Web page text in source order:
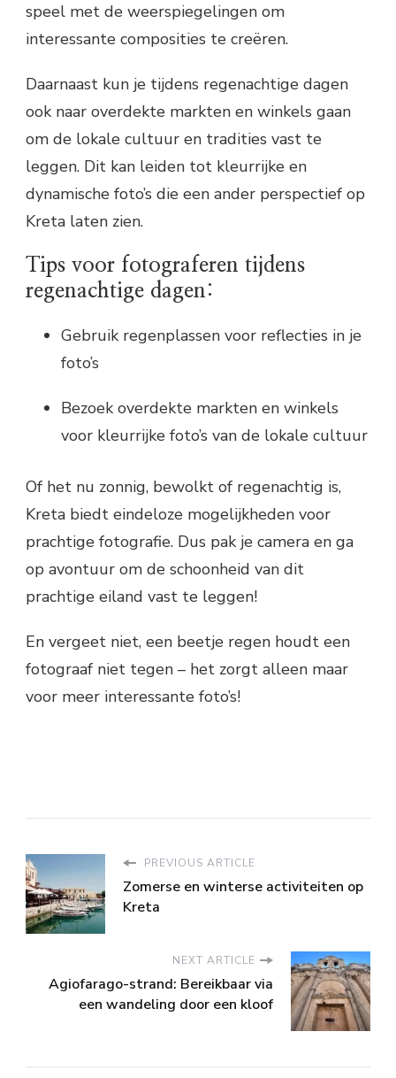
speel met de weerspiegelingen om
interessante composities te creëren.
Daarnaast kun je tijdens regenachtige dagen
ook naar overdekte markten en winkels gaan
om de lokale cultuur en tradities vast te
leggen. Dit kan leiden tot kleurrijke en
dynamische foto’s die een ander perspectief op
Kreta laten zien.
Tips voor fotograferen tijdens
regenachtige dagen:
Gebruik regenplassen voor reflecties in je
foto’s
Bezoek overdekte markten en winkels
voor kleurrijke foto’s van de lokale cultuur
Of het nu zonnig, bewolkt of regenachtig is,
Kreta biedt eindeloze mogelijkheden voor
prachtige fotografie. Dus pak je camera en ga
op avontuur om de schoonheid van dit
prachtige eiland vast te leggen!
En vergeet niet, een beetje regen houdt een
fotograaf niet tegen – het zorgt alleen maar
voor meer interessante foto’s!
PREVIOUS ARTICLE
Zomerse en winterse activiteiten op
Kreta
NEXT ARTICLE
Agiofarago-strand: Bereikbaar via
een wandeling door een kloof